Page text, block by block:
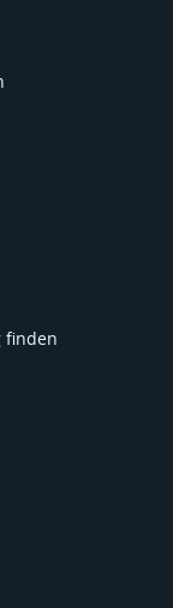
finden